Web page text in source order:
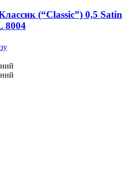
(“Classic”) 0,5 Satin
8004